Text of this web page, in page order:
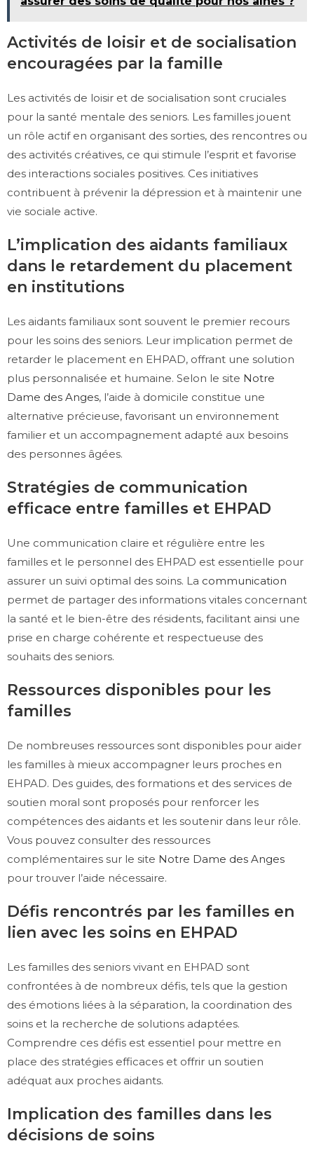
Activités de loisir et de socialisation
encouragées par la famille
Les activités de loisir et de socialisation sont cruciales
pour la santé mentale des seniors. Les familles jouent
un rôle actif en organisant des sorties, des rencontres ou
des activités créatives, ce qui stimule l’esprit et favorise
des interactions sociales positives. Ces initiatives
contribuent à prévenir la dépression et à maintenir une
vie sociale active.
L’implication des aidants familiaux
dans le retardement du placement
en institutions
Les aidants familiaux sont souvent le premier recours
pour les soins des seniors. Leur implication permet de
retarder le placement en EHPAD, offrant une solution
plus personnalisée et humaine. Selon le site Notre
Dame des Anges, l’aide à domicile constitue une
alternative précieuse, favorisant un environnement
familier et un accompagnement adapté aux besoins
des personnes âgées.
Stratégies de communication
efficace entre familles et EHPAD
Une communication claire et régulière entre les
familles et le personnel des EHPAD est essentielle pour
assurer un suivi optimal des soins. La communication
permet de partager des informations vitales concernant
la santé et le bien-être des résidents, facilitant ainsi une
prise en charge cohérente et respectueuse des
souhaits des seniors.
Ressources disponibles pour les
familles
De nombreuses ressources sont disponibles pour aider
les familles à mieux accompagner leurs proches en
EHPAD. Des guides, des formations et des services de
soutien moral sont proposés pour renforcer les
compétences des aidants et les soutenir dans leur rôle.
Vous pouvez consulter des ressources
complémentaires sur le site Notre Dame des Anges
pour trouver l’aide nécessaire.
Défis rencontrés par les familles en
lien avec les soins en EHPAD
Les familles des seniors vivant en EHPAD sont
confrontées à de nombreux défis, tels que la gestion
des émotions liées à la séparation, la coordination des
soins et la recherche de solutions adaptées.
Comprendre ces défis est essentiel pour mettre en
place des stratégies efficaces et offrir un soutien
adéquat aux proches aidants.
Implication des familles dans les
décisions de soins